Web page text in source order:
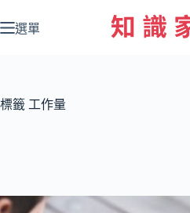
至
容
選單
標籤 工作量